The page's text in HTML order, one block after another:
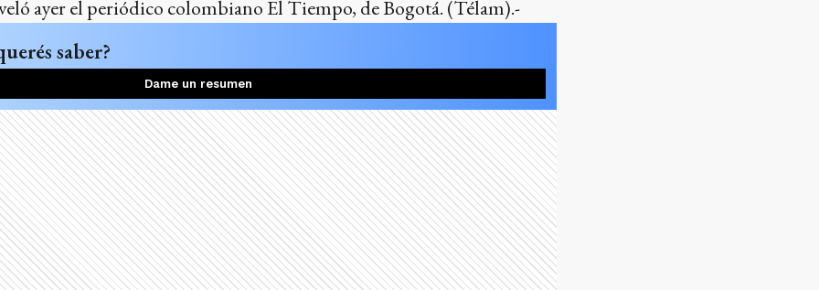
ayer el periódico colombiano El Tiempo, de Bogotá. (Télam).-
saber?
Dame un resumen